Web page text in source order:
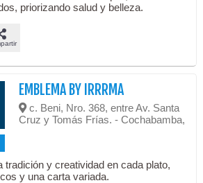
priorizando salud y belleza.
EMBLEMA BY IRRRMA
c. Beni, Nro. 368, entre Av. Santa
Cruz y Tomás Frías. - Cochabamba,
tradición y creatividad en cada plato,
y una carta variada.